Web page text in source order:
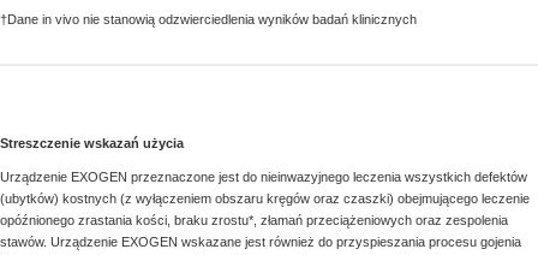
†Dane in vivo nie stanowią odzwierciedlenia wyników badań klinicznych
Streszczenie wskazań użycia
Urządzenie EXOGEN przeznaczone jest do nieinwazyjnego leczenia wszystkich defektów
(ubytków) kostnych (z wyłączeniem obszaru kręgów oraz czaszki) obejmującego leczenie
opóźnionego zrastania kości, braku zrostu*, złamań przeciążeniowych oraz zespolenia
stawów. Urządzenie EXOGEN wskazane jest również do przyspieszania procesu gojenia